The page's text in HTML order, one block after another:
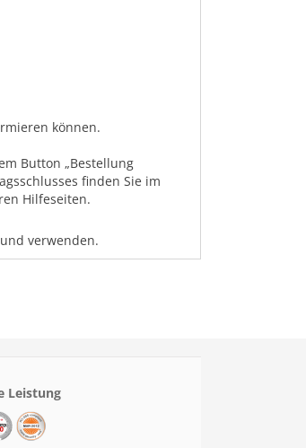
können.
Button „Bestellung
finden Sie im
Hilfeseiten.
verwenden.
Leistung